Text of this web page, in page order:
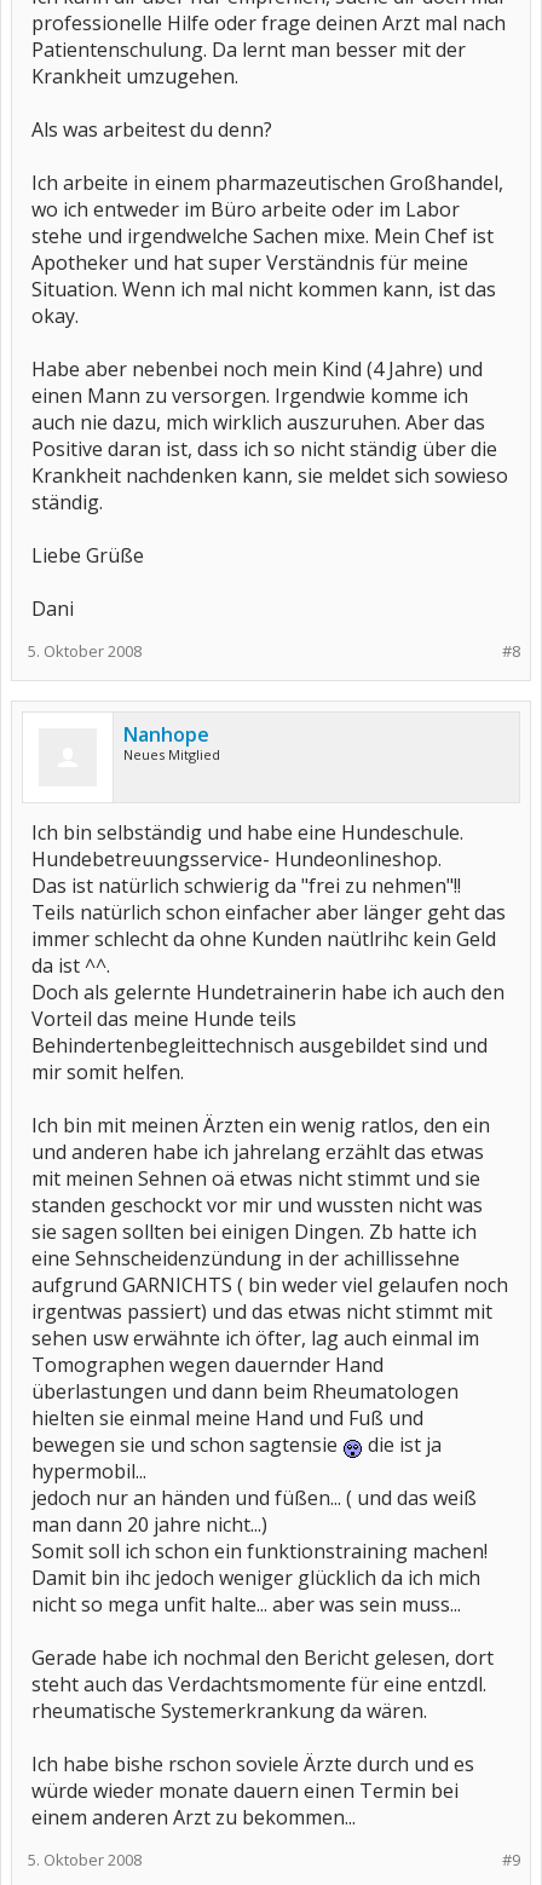
professionelle Hilfe oder frage deinen Arzt mal nach
Patientenschulung. Da lernt man besser mit der
Krankheit umzugehen.
Als was arbeitest du denn?
Ich arbeite in einem pharmazeutischen Großhandel,
wo ich entweder im Büro arbeite oder im Labor
stehe und irgendwelche Sachen mixe. Mein Chef ist
Apotheker und hat super Verständnis für meine
Situation. Wenn ich mal nicht kommen kann, ist das
okay.
Habe aber nebenbei noch mein Kind (4 Jahre) und
einen Mann zu versorgen. Irgendwie komme ich
auch nie dazu, mich wirklich auszuruhen. Aber das
Positive daran ist, dass ich so nicht ständig über die
Krankheit nachdenken kann, sie meldet sich sowieso
ständig.
Liebe Grüße
Dani
#8
5. Oktober 2008
Nanhope
Neues Mitglied
Ich bin selbständig und habe eine Hundeschule.
Hundebetreuungsservice- Hundeonlineshop.
Das ist natürlich schwierig da "frei zu nehmen"!!
Teils natürlich schon einfacher aber länger geht das
immer schlecht da ohne Kunden naütlrihc kein Geld
da ist ^^.
Doch als gelernte Hundetrainerin habe ich auch den
Vorteil das meine Hunde teils
Behindertenbegleittechnisch ausgebildet sind und
mir somit helfen.
Ich bin mit meinen Ärzten ein wenig ratlos, den ein
und anderen habe ich jahrelang erzählt das etwas
mit meinen Sehnen oä etwas nicht stimmt und sie
standen geschockt vor mir und wussten nicht was
sie sagen sollten bei einigen Dingen. Zb hatte ich
eine Sehnscheidenzündung in der achillissehne
aufgrund GARNICHTS ( bin weder viel gelaufen noch
irgentwas passiert) und das etwas nicht stimmt mit
sehen usw erwähnte ich öfter, lag auch einmal im
Tomographen wegen dauernder Hand
überlastungen und dann beim Rheumatologen
hielten sie einmal meine Hand und Fuß und
bewegen sie und schon sagtensie
die ist ja
hypermobil...
jedoch nur an händen und füßen... ( und das weiß
man dann 20 jahre nicht...)
Somit soll ich schon ein funktionstraining machen!
Damit bin ihc jedoch weniger glücklich da ich mich
nicht so mega unfit halte... aber was sein muss...
Gerade habe ich nochmal den Bericht gelesen, dort
steht auch das Verdachtsmomente für eine entzdl.
rheumatische Systemerkrankung da wären.
Ich habe bishe rschon soviele Ärzte durch und es
würde wieder monate dauern einen Termin bei
einem anderen Arzt zu bekommen...
#9
5. Oktober 2008